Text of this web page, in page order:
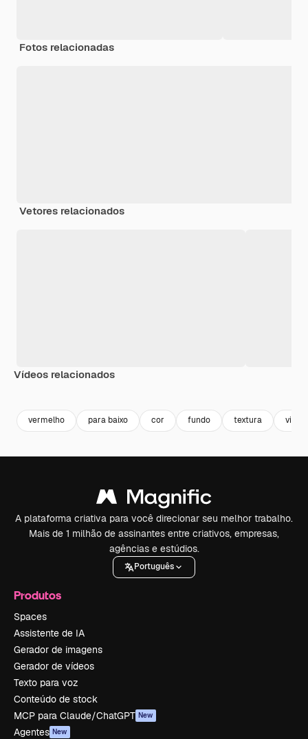
Fotos relacionadas
Vetores relacionados
Vídeos relacionados
vermelho para baixo cor fundo textura vinho
A plataforma criativa para você direcionar seu melhor trabalho.
Mais de 1 milhão de assinantes entre criativos, empresas,
agências e estúdios.
Português
Produtos
Spaces
Assistente de IA
Gerador de imagens
Gerador de vídeos
Texto para voz
Conteúdo de stock
MCP para Claude/ChatGPT New
Agentes New